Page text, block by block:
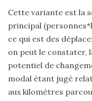
Cette variante est la
principal
ce qui est des
on peut le constater,
potentiel de
modal étant jugé
aux kilomètres